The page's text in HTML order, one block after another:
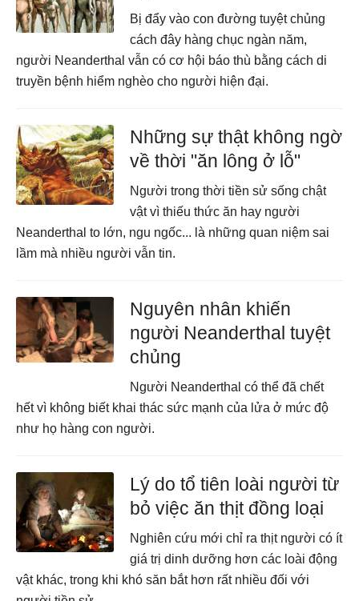
Bị đẩy vào con đường tuyệt chủng
cách đây hàng chục ngàn năm,
người Neanderthal vẫn có cơ hội báo thù bằng cách di
truyền bệnh hiểm nghèo cho người hiện đại.
Những sự thật không ngờ
về thời "ăn lông ở lỗ"
Người trong thời tiền sử sống chật
vật vì thiếu thức ăn hay người
Neanderthal to lớn, ngu ngốc... là những quan niệm sai
lầm mà nhiều người vẫn tin.
Nguyên nhân khiến
người Neanderthal tuyệt
chủng
Người Neanderthal có thể đã chết
hết vì không biết khai thác sức mạnh của lửa ở mức độ
như họ hàng con người.
Lý do tổ tiên loài người từ
bỏ việc ăn thịt đồng loại
Nghiên cứu mới chỉ ra thịt người có ít
giá trị dinh dưỡng hơn các loài động
vật khác, trong khi khó săn bắt hơn rất nhiều đối với